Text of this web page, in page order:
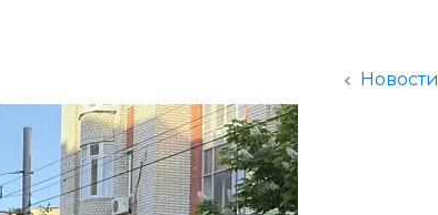
Новости